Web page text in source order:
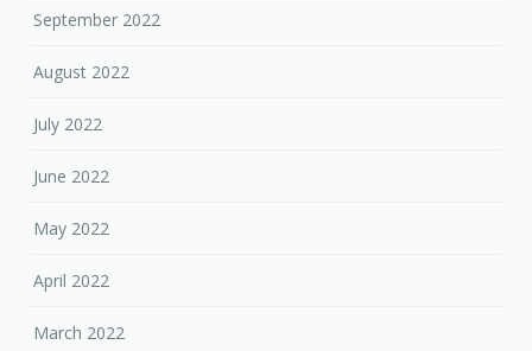
September 2022
August 2022
July 2022
June 2022
May 2022
April 2022
March 2022